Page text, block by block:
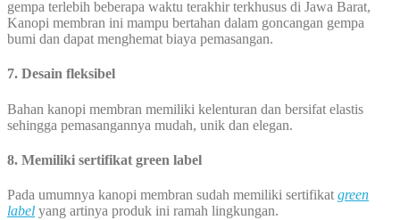
gempa terlebih beberapa waktu terakhir terkhusus di Jawa Barat,
Kanopi membran ini mampu bertahan dalam goncangan gempa
bumi dan dapat menghemat biaya pemasangan.
7. Desain fleksibel
Bahan kanopi membran memiliki kelenturan dan bersifat elastis
sehingga pemasangannya mudah, unik dan elegan.
8. Memiliki sertifikat green label
Pada umumnya kanopi membran sudah memiliki sertifikat green
label yang artinya produk ini ramah lingkungan.